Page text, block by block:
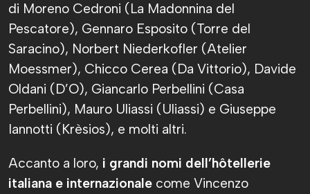
di Moreno Cedroni (La Madonnina del
Pescatore), Gennaro Esposito (Torre del
Saracino), Norbert Niederkofler (Atelier
Moessmer), Chicco Cerea (Da Vittorio), Davide
Oldani (D’O), Giancarlo Perbellini (Casa
Perbellini), Mauro Uliassi (Uliassi) e Giuseppe
Iannotti (Krèsios), e molti altri.
Accanto a loro, i grandi nomi dell’hôtellerie
italiana e internazionale come Vincenzo